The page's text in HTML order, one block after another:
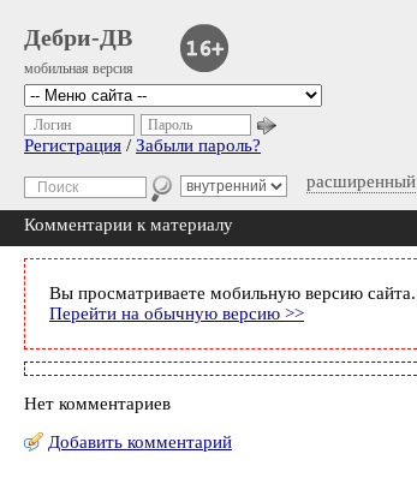
Дебри-ДВ
мобильная версия
расширенный
Логин Пароль
Регистрация / Забыли пароль?
Комментарии к материалу
Вы просматриваете мобильную версию сайта.
Перейти на обычную версию >>
Нет комментариев
Добавить комментарий